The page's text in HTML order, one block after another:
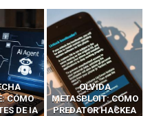
CÓMO
HACKEA
CÓMO LOS HACKERS
INTERCEPTAN OTPS
Y LLAMADAS